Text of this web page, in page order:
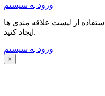
ورود به سیستم
از لیست علاقه مندی ها
ایجاد کنید.
ورود به سیستم
×